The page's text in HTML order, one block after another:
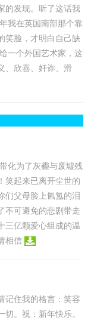
的发现。听了这话我
我在英国南部那个靠
笑脸，才明白自己缺
一个外国艺术家，这
、欣喜、奸诈、滑
化为了灰霾与废墟残
笑起来已离开尘世的
们父母脸上氤氲的泪
不可避免的悲剧带走
三亿颗爱心组成的温
相信
记住我的格言：笑容
。祝：新年快乐。